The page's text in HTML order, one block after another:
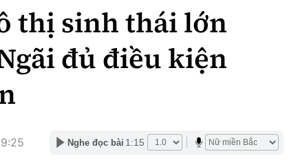
Mua bán
Giới thiệu dự án
thị sinh thái lớn
đủ điều kiện
Nghe đọc bài 1:15